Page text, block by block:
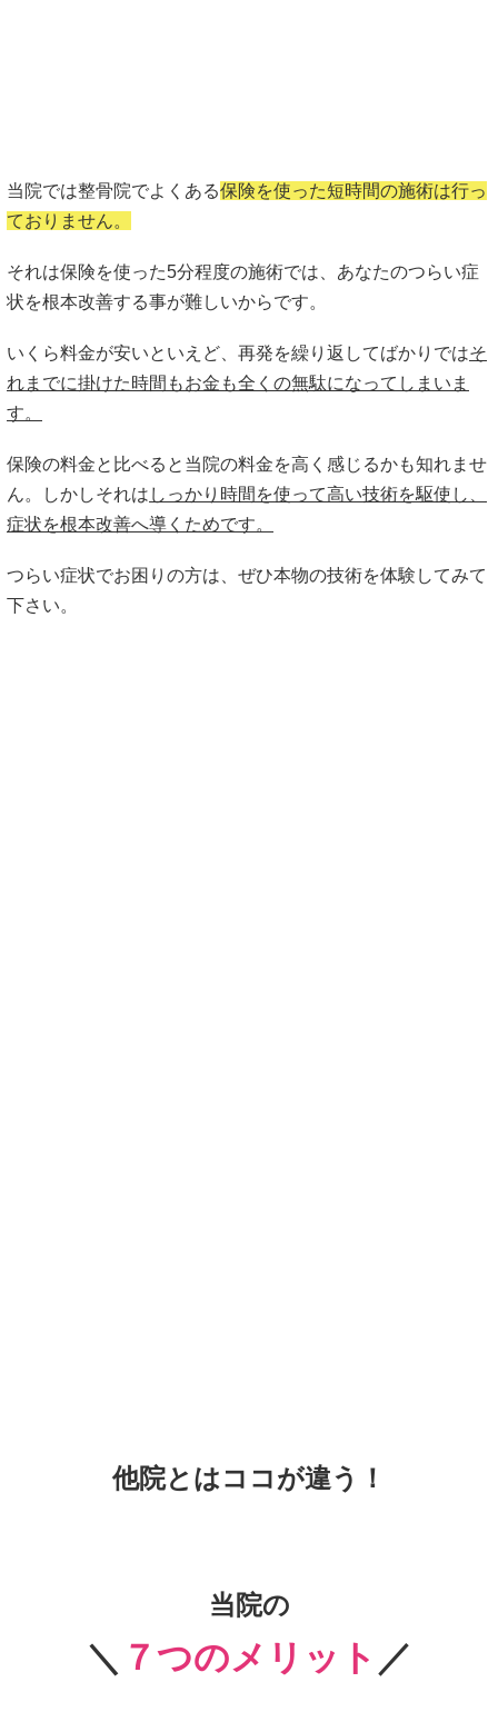
当院では整骨院でよくある保険を使った短時間の施術は行っ
ておりません。
それは保険を使った5分程度の施術では、あなたのつらい症
状を根本改善する事が難しいからです。
いくら料金が安いといえど、再発を繰り返してばかりではそ
れまでに掛けた時間もお金も全くの無駄になってしまいま
す。
保険の料金と比べると当院の料金を高く感じるかも知れませ
ん。しかしそれは しっかり時間を使って高い技術を駆使し、
症状を根本改善へ導くためです。
つらい症状でお困りの方は、ぜひ本物の技術を体験してみて
下さい。
他院とはココが違う！
当院の
＼ ７つのメリット ／